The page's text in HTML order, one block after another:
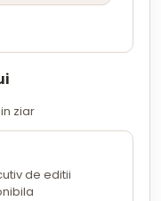
ziar
de editii